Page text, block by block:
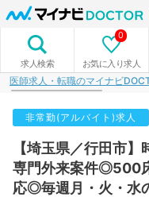
求人検索 お気に入り求人
0
医師求人・転職のマイナビ
非常勤(アルバイト)求人
【埼玉県／行田市
専門外来案件◎500
応◎毎週月・火・水